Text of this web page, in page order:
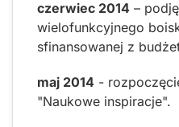
czerwiec 2014 –
wielofunkcyjnego
sfinansowanej z
maj 2014 -
"Naukowe inspiracje".